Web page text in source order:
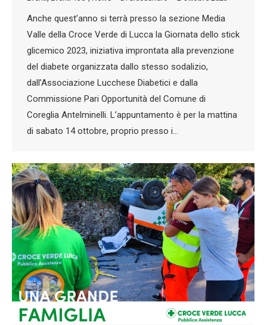
Anche quest’anno si terrà presso la sezione Media
Valle della Croce Verde di Lucca la Giornata dello stick
glicemico 2023, iniziativa improntata alla prevenzione
del diabete organizzata dallo stesso sodalizio,
dall’Associazione Lucchese Diabetici e dalla
Commissione Pari Opportunità del Comune di
Coreglia Antelminelli. L’appuntamento è per la mattina
di sabato 14 ottobre, proprio presso i…